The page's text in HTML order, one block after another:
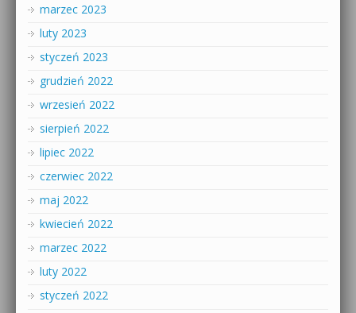
marzec 2023
luty 2023
styczeń 2023
grudzień 2022
wrzesień 2022
sierpień 2022
lipiec 2022
czerwiec 2022
maj 2022
kwiecień 2022
marzec 2022
luty 2022
styczeń 2022